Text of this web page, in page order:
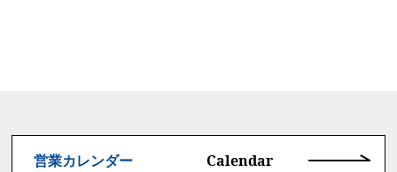
営業カレンダー Calendar